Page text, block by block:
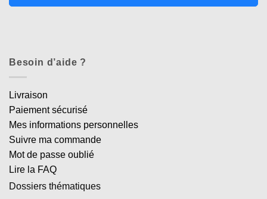
Besoin d’aide ?
Livraison
Paiement sécurisé
Mes informations personnelles
Suivre ma commande
Mot de passe oublié
Lire la FAQ
Dossiers thématiques